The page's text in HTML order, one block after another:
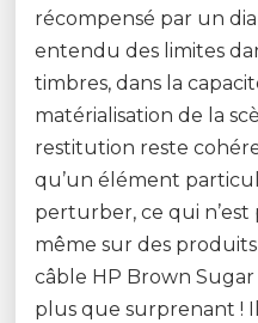
récompensé par un
entendu des limites
timbres, dans la
matérialisation de la
restitution reste
qu’un élément
perturber, ce qui n’est
même sur des
câble HP Brown
plus que surprenant !